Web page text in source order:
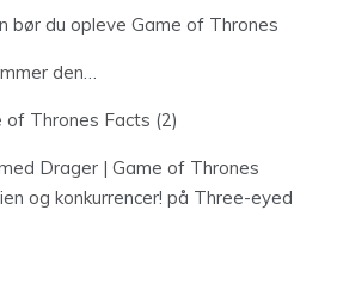
bør du opleve Game of Thrones
den…
of Thrones Facts (2)
Drager | Game of Thrones
og konkurrencer! på Three-eyed